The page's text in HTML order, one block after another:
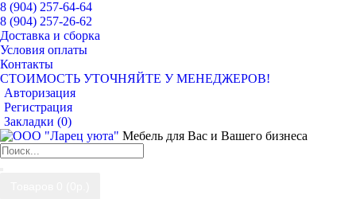
8 (904) 257-64-64
8 (904) 257-26-62
Доставка и сборка
Условия оплаты
Контакты
СТОИМОСТЬ УТОЧНЯЙТЕ У МЕНЕДЖЕРОВ!
Авторизация
Регистрация
Закладки (0)
Мебель для Вас и Вашего бизнеса